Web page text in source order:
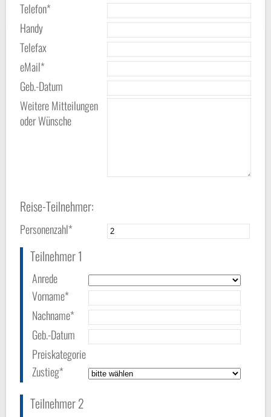
Telefon*
Handy
Telefax
eMail*
Geb.-Datum
Weitere Mitteilungen
oder Wünsche
Reise-Teilnehmer:
Personenzahl*
Teilnehmer 1
Anrede
Vorname*
Nachname*
Geb.-Datum
Preiskategorie
Zustieg*
Teilnehmer 2